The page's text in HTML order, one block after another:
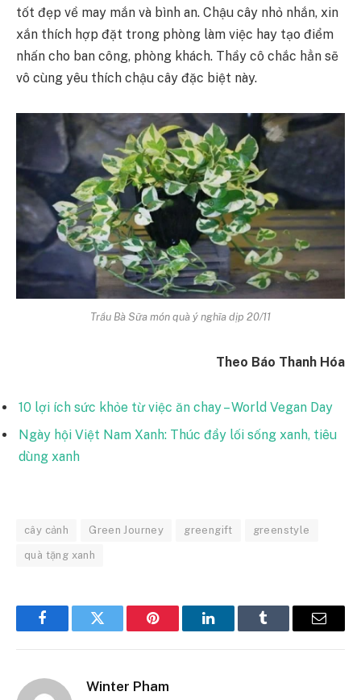
tốt đẹp về may mắn và bình an. Chậu cây nhỏ nhắn, xin
xắn thích hợp đặt trong phòng làm việc hay tạo điểm
nhấn cho ban công, phòng khách. Thầy cô chắc hẳn sẽ
vô cùng yêu thích chậu cây đặc biệt này.
Trầu Bà Sữa món quà ý nghĩa dịp 20/11
Theo Báo Thanh Hóa
10 lợi ích sức khỏe từ việc ăn chay – World Vegan Day
Ngày hội Việt Nam Xanh: Thúc đẩy lối sống xanh, tiêu
dùng xanh
cây cảnh Green Journey greengift greenstyle
quà tặng xanh
FacebookTwitter Pinterest LinkedInTumblr Email
Winter Pham